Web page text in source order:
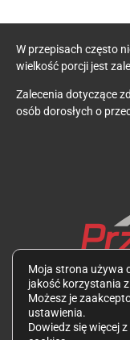
W przepisach często
wielkość porcji jest
Zalecenia dotyczące
osób dorosłych o
Zdjęcia potraw oraz
podlegają ochronie
prawie autorskim i
bez mojej zgody jest
Moja strona używa
jakość korzystania
Możesz je
ustawienia.
Dowiedz się więcej z